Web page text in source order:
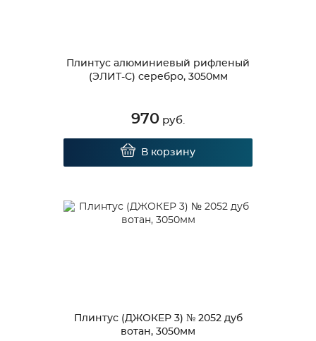
Плинтус алюминиевый рифленый
(ЭЛИТ-С) серебро, 3050мм
970 руб.
В корзину
Плинтус (ДЖОКЕР 3) № 2052 дуб
вотан, 3050мм